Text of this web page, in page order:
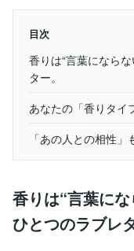
目次
香りは“言葉になら
ター。
あなたの「香りタイ
「あの人との相性
香りは“言葉に
ひとつのラブレ